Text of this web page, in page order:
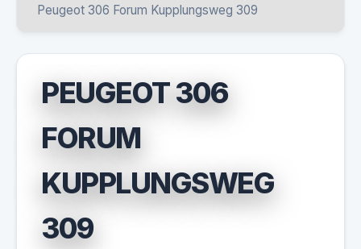
Peugeot 306 Forum Kupplungsweg 309
PEUGEOT 306
FORUM
KUPPLUNGSWEG
309